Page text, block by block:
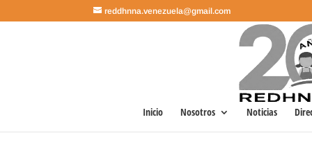
reddhnna.venezuela@gmail.com
Inicio Nosotros Noticias